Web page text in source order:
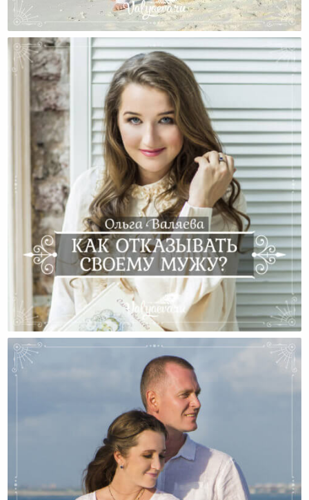
Что Подарить Мужчине?
Как Отказывать Своему Мужу?